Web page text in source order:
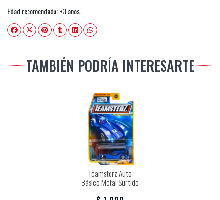
Edad recomendada: +3 años.
TAMBIÉN PODRÍA INTERESARTE
Teamsterz Auto
Básico Metal Surtido